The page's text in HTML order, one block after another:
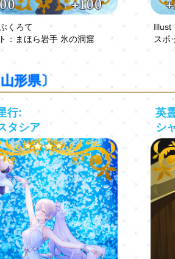
くろて
：まほら岩手 氷の洞窟
Illust
スポ
山形県〕
行:
タシア
英
シ